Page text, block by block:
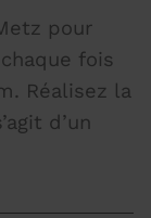
pour
fois
Réalisez la
d’un